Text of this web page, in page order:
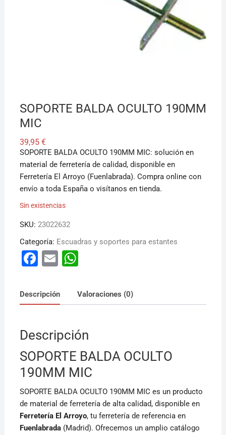
SOPORTE BALDA OCULTO 190MM
MIC
39,95 €
SOPORTE BALDA OCULTO 190MM MIC: solución en
material de ferretería de calidad, disponible en
Ferretería El Arroyo (Fuenlabrada). Compra online con
envío a toda España o visítanos en tienda.
Sin existencias
SKU: 23022632
Categoría: Escuadras y soportes para estantes
F
c
e
o
o
k
E
ai
l
W
at
s
p
p
Descripción Valoraciones (0)
Descripción
SOPORTE BALDA OCULTO
190MM MIC
SOPORTE BALDA OCULTO 190MM MIC es un producto
de material de ferretería de alta calidad, disponible en
Ferretería El Arroyo, tu ferretería de referencia en
Fuenlabrada(Madrid). Ofrecemos un amplio catálogo
¡Hola! Soy el asesor virtual de Ferretería El Arroyo.
Cuéntame qué necesitas y te ayudo a encontrarlo,